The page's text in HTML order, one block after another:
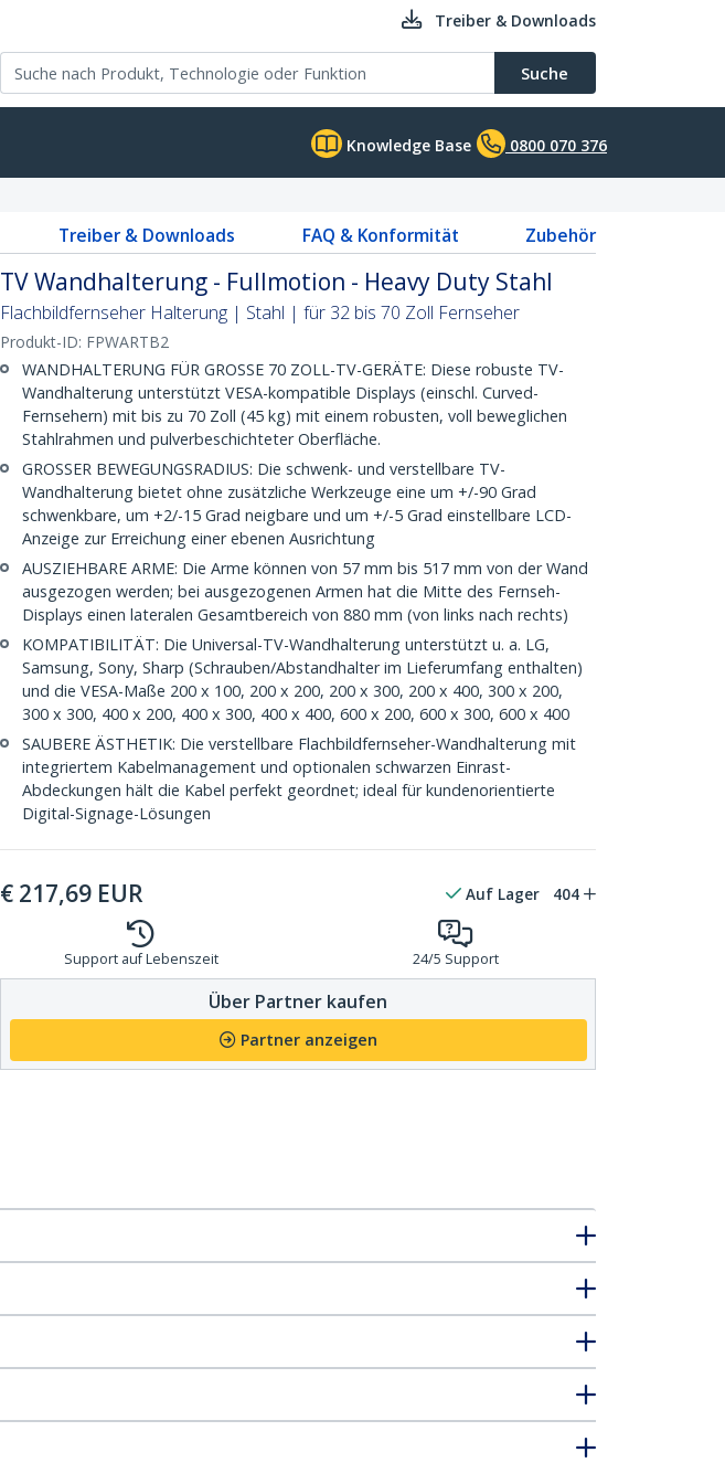
Treiber & Downloads
Suche
Knowledge Base 0800 070 376
Treiber & Downloads FAQ & Konformität Zubehör
TV Wandhalterung - Fullmotion - Heavy Duty Stahl
Flachbildfernseher Halterung | Stahl | für 32 bis 70 Zoll Fernseher
Produkt-ID: FPWARTB2
WANDHALTERUNG FÜR GROSSE 70 ZOLL-TV-GERÄTE: Diese robuste TV-
Wandhalterung unterstützt VESA-kompatible Displays (einschl. Curved-
Fernsehern) mit bis zu 70 Zoll (45 kg) mit einem robusten, voll beweglichen
Stahlrahmen und pulverbeschichteter Oberfläche.
GROSSER BEWEGUNGSRADIUS: Die schwenk- und verstellbare TV-
Wandhalterung bietet ohne zusätzliche Werkzeuge eine um +/-90 Grad
schwenkbare, um +2/-15 Grad neigbare und um +/-5 Grad einstellbare LCD-
Anzeige zur Erreichung einer ebenen Ausrichtung
AUSZIEHBARE ARME: Die Arme können von 57 mm bis 517 mm von der Wand
ausgezogen werden; bei ausgezogenen Armen hat die Mitte des Fernseh-
Displays einen lateralen Gesamtbereich von 880 mm (von links nach rechts)
KOMPATIBILITÄT: Die Universal-TV-Wandhalterung unterstützt u. a. LG,
Samsung, Sony, Sharp (Schrauben/Abstandhalter im Lieferumfang enthalten)
und die VESA-Maße 200 x 100, 200 x 200, 200 x 300, 200 x 400, 300 x 200,
300 x 300, 400 x 200, 400 x 300, 400 x 400, 600 x 200, 600 x 300, 600 x 400
SAUBERE ÄSTHETIK: Die verstellbare Flachbildfernseher-Wandhalterung mit
integriertem Kabelmanagement und optionalen schwarzen Einrast-
Abdeckungen hält die Kabel perfekt geordnet; ideal für kundenorientierte
Digital-Signage-Lösungen
€ 217,69 EUR Auf Lager 404
Support auf Lebenszeit 24/5 Support
Über Partner kaufen
Partner anzeigen